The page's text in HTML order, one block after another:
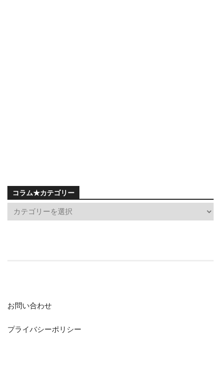
コラム★カテゴリー
お問い合わせ
プライバシーポリシー